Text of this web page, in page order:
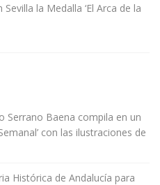
la Medalla ‘El Arca de la
Serrano Baena compila en un
con las ilustraciones de
Histórica de Andalucía para